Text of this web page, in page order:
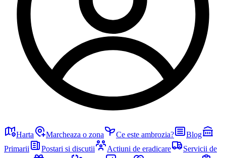
Harta Marcheaza o zona Ce este ambrozia?
Blog
Primarii
Postari si discutii Actiuni de eradicare
Servicii de